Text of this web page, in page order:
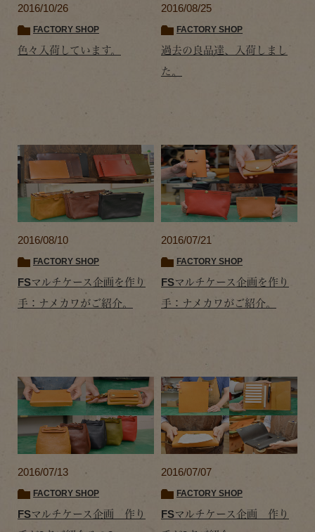
2016/10/26
FACTORY SHOP
色々入荷しています。
2016/08/25
FACTORY SHOP
過去の良品達、入荷しまし
た。
2016/08/10
FACTORY SHOP
FSマルチケース企画を作り
手：ナメカワがご紹介。
2016/07/21
FACTORY SHOP
FSマルチケース企画を作り
手：ナメカワがご紹介。
2016/07/13
FACTORY SHOP
FSマルチケース企画 作り
2016/07/07
FACTORY SHOP
FSマルチケース企画 作り